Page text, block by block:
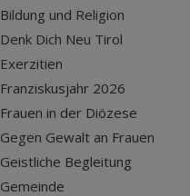
Bildung und Religion
Denk Dich Neu Tirol
Exerzitien
Franziskusjahr 2026
Frauen in der Diözese
Gegen Gewalt an Frauen
Geistliche Begleitung
Gemeinde